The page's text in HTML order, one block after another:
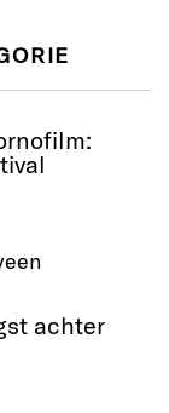
achter